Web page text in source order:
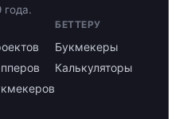
БЕТТЕРУ
Букмекеры
Калькуляторы